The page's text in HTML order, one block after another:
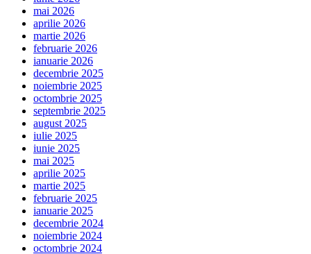
mai 2026
aprilie 2026
martie 2026
februarie 2026
ianuarie 2026
decembrie 2025
noiembrie 2025
octombrie 2025
septembrie 2025
august 2025
iulie 2025
iunie 2025
mai 2025
aprilie 2025
martie 2025
februarie 2025
ianuarie 2025
decembrie 2024
noiembrie 2024
octombrie 2024